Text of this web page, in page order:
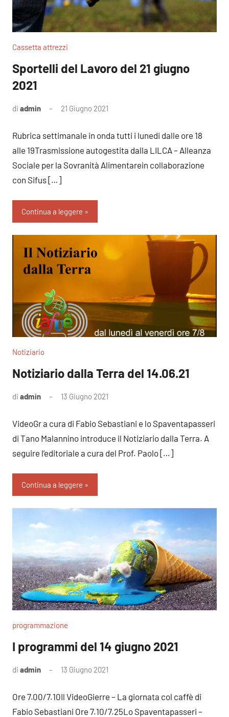
Cassetta attrezzi
Sportelli del Lavoro del 21 giugno
2021
di admin 21 Giugno 2021
Rubrica settimanale in onda tutti i lunedi dalle ore 18
alle 19Trasmissione autogestita dalla LILCA – Alleanza
Sociale per la Sovranità Alimentarein collaborazione
con Sifus […]
Continua a leggere
Notiziario
Notiziario dalla Terra del 14.06.21
di admin 13 Giugno 2021
VideoGr a cura di Fabio Sebastiani e lo Spaventapasseri
di Tano Malannino introduce il Notiziario dalla Terra. A
seguire l’editoriale a cura del Prof. Paolo […]
Continua a leggere
programmazione
I programmi del 14 giugno 2021
di admin 13 Giugno 2021
Ore 7.00/7.10Il VideoGierre – La giornata col caffè di
Fabio Sebastiani Ore 7.10/7.25Lo Spaventapasseri –